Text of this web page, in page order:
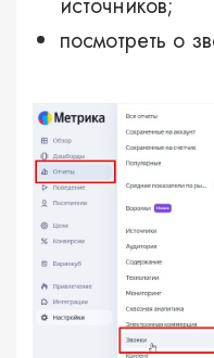
посмотреть о